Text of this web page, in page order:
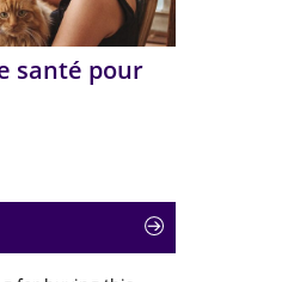
santé pour